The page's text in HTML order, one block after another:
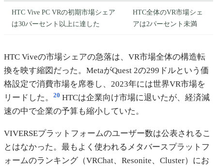
HTC Vive PC VRの初期市場シェア
は30パーセント以上に達した
HTC全体のVR市場シェ
アは2パーセント未満
HTC Viveの市場シェアの急落は、VR市場全体の構造転
換を映す縮図だった。MetaがQuest 2の299ドルという価
格設定で消費市場を席巻し、2023年には世界VR市場を
リードした。
20 HTCは企業向け市場に退いたが、経済減
速の中で企業の予算も縮小していた。
VIVERSEプラットフォームのユーザー数は公表されるこ
とはなかった。最もよく使われるメタバースプラットフ
ォームのランキング（VRChat、Resonite、Cluster）にお